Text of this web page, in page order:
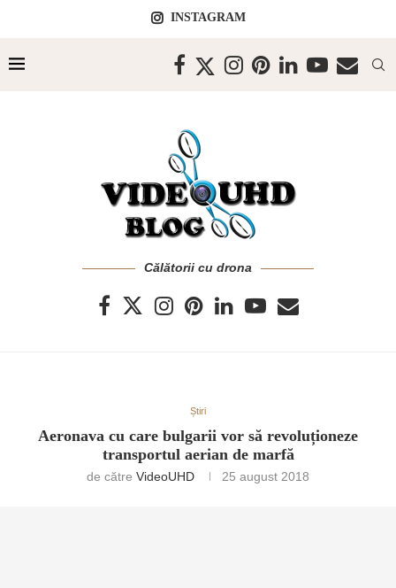
INSTAGRAM
Călătorii cu drona
Știri
Aeronava cu care bulgarii vor să revoluționeze
transportul aerian de marfă
de către VideoUHD 25 august 2018